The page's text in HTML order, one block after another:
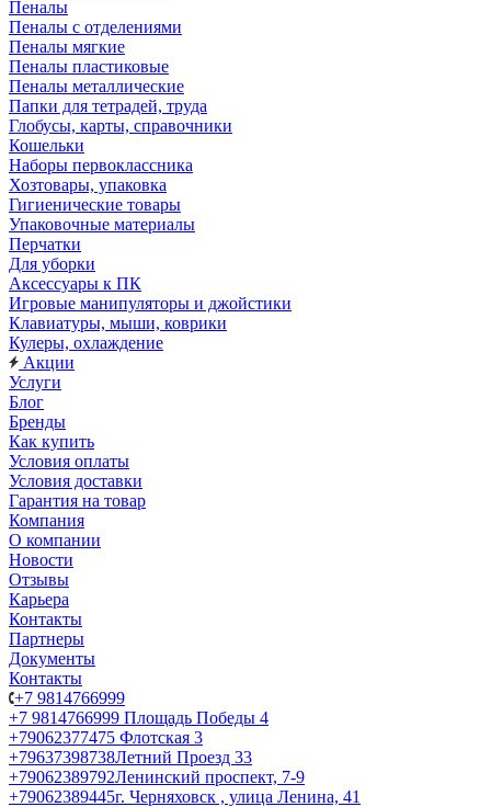
Пеналы
Пеналы с отделениями
Пеналы мягкие
Пеналы пластиковые
Пеналы металлические
Папки для тетрадей, труда
Глобусы, карты, справочники
Кошельки
Наборы первоклассника
Хозтовары, упаковка
Гигиенические товары
Упаковочные материалы
Перчатки
Для уборки
Аксессуары к ПК
Игровые манипуляторы и джойстики
Клавиатуры, мыши, коврики
Кулеры, охлаждение
Акции
Услуги
Блог
Бренды
Как купить
Условия оплаты
Условия доставки
Гарантия на товар
Компания
О компании
Новости
Отзывы
Карьера
Контакты
Партнеры
Документы
Контакты
+7 9814766999
+7 9814766999 Площадь Победы 4
+79062377475 Флотская 3
+79637398738Летний Проезд 33
+79062389792Ленинский проспект, 7-9
+79062389445г. Черняховск , улица Ленина, 41